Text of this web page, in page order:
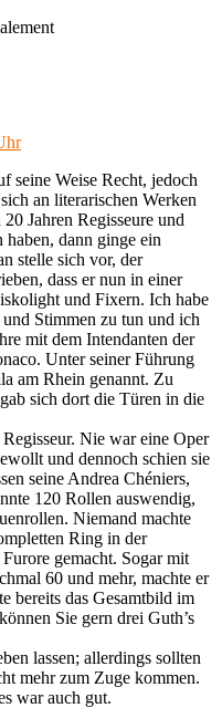
seine Weise Recht, jedoch
an literarischen Werken
Jahren Regisseure und
dann ginge ein
stelle sich vor, der
dass er nun in einer
und Fixern. Ich habe
Stimmen zu tun und ich
mit dem Intendanten der
Unter seiner Führung
am Rhein genannt. Zu
sich dort die Türen in die
Nie war eine Oper
und dennoch schien sie
seine Andrea Chéniers,
120 Rollen auswendig,
Niemand machte
Ring in der
gemacht. Sogar mit
60 und mehr, machte er
bereits das Gesamtbild im
Sie gern drei Guth’s
lassen; allerdings sollten
mehr zum Zuge kommen.
war auch gut.